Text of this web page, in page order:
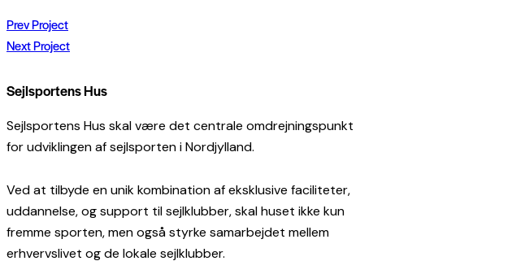
Prev Project
Next Project
Sejlsportens Hus
Sejlsportens Hus skal være det centrale omdrejningspunkt
for udviklingen af sejlsporten i Nordjylland.
Ved at tilbyde en unik kombination af eksklusive faciliteter,
uddannelse, og support til sejlklubber, skal huset ikke kun
fremme sporten, men også styrke samarbejdet mellem
erhvervslivet og de lokale sejlklubber.